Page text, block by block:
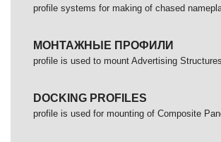
profile systems for making of chased
МОНТАЖНЫЕ ПРОФИЛИ
profile is used to mount Advertising Structures
DOCKING PROFILES
profile is used for mounting of Composite